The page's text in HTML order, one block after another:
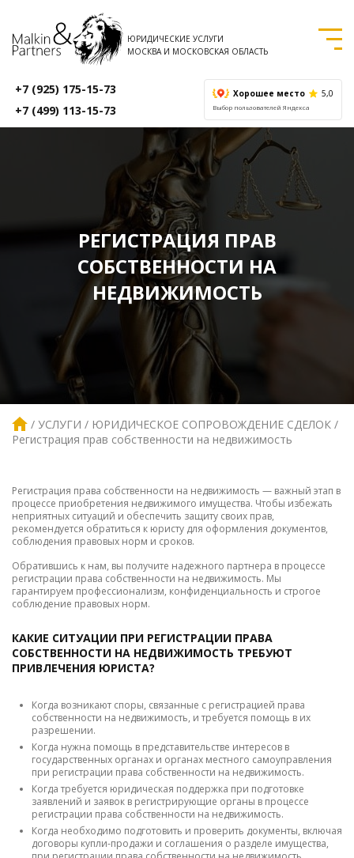
ЮРИДИЧЕСКИЕ УСЛУГИ
МОСКВА И МОСКОВСКАЯ ОБЛАСТЬ
+7 (925) 175-15-73
+7 (499) 113-15-73
Хорошее место 5,0
Выбор пользователей Яндекса
РЕГИСТРАЦИЯ ПРАВ
СОБСТВЕННОСТИ НА
НЕДВИЖИМОСТЬ
УСЛУГИ
ЮРИДИЧЕСКОЕ СОПРОВОЖДЕНИЕ СДЕЛОК
Регистрация прав собственности на недвижимость
Регистрация права собственности на недвижимость — важный этап в
процессе приобретения недвижимого имущества. Чтобы избежать
неприятных ситуаций и обеспечить защиту своих прав,
рекомендуется обратиться к юристу для оформления документов,
соблюдения правовых норм и сроков.
Обратившись к нам, вы получите надежного партнера в процессе
регистрации права собственности на недвижимость. Мы
гарантируем профессионализм, конфиденциальность и строгое
соблюдение правовых норм.
КАКИЕ СИТУАЦИИ ПРИ РЕГИСТРАЦИИ ПРАВА
СОБСТВЕННОСТИ НА НЕДВИЖИМОСТЬ ТРЕБУЮТ
ПРИВЛЕЧЕНИЯ ЮРИСТА?
Когда возникают споры, связанные с регистрацией права
собственности на недвижимость, и требуется помощь в их
разрешении.
Когда нужна помощь в представительстве интересов в
государственных органах и органах местного самоуправления
при регистрации права собственности на недвижимость.
Когда требуется юридическая поддержка при подготовке
заявлений и заявок в регистрирующие органы в процессе
регистрации права собственности на недвижимость.
Когда необходимо подготовить и проверить документы, включая
договоры купли-продажи и соглашения о разделе имущества,